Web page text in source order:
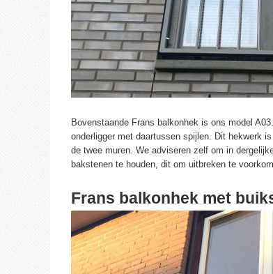
Bovenstaande Frans balkonhek is ons model
onderligger met daartussen spijlen. Dit hekwerk
de twee muren. We adviseren zelf om in
bakstenen te houden, dit om uitbreken te
Frans balkonhek met